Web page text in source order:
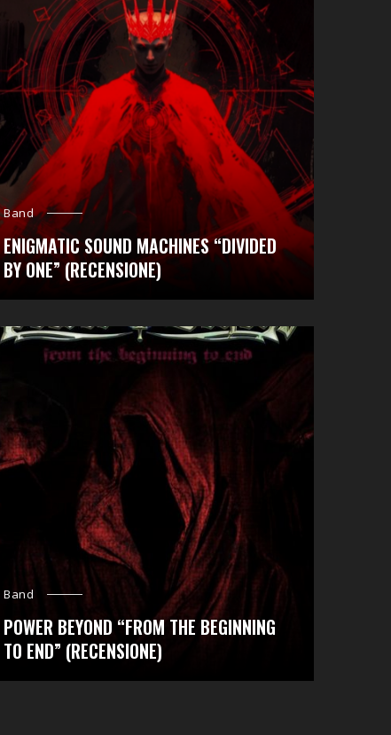
Band
ENIGMATIC SOUND MACHINES “DIVIDED
BY ONE” (RECENSIONE)
Band
POWER BEYOND “FROM THE BEGINNING
TO END” (RECENSIONE)